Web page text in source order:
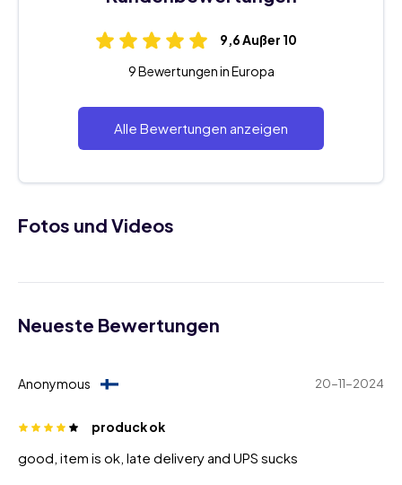
9,6 Außer 10
9 Bewertungen in Europa
Alle Bewertungen anzeigen
Fotos und Videos
Neueste Bewertungen
Anonymous 20-11-2024
produck ok
good, item is ok, late delivery and UPS sucks